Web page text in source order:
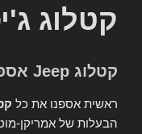
קטלוג
קטלוג Jeep אספנות
ראשית אספנו את כל
הבעלות של אמריקן-